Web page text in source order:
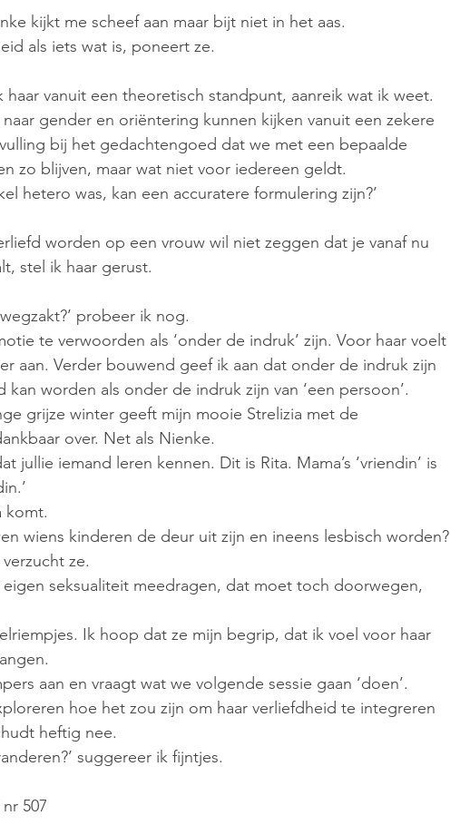
kijkt me scheef aan maar bijt niet in het aas.
als iets wat is, poneert ze.
vanuit een theoretisch standpunt, aanreik wat ik weet.
gender en oriëntering kunnen kijken vanuit een zekere
bij het gedachtengoed dat we met een bepaalde
zo blijven, maar wat niet voor iedereen geldt.
hetero was, kan een accuratere formulering zijn?’
worden op een vrouw wil niet zeggen dat je vanaf nu
stel ik haar gerust.
probeer ik nog.
te verwoorden als ‘onder de indruk’ zijn. Voor haar voelt
aan. Verder bouwend geef ik aan dat onder de indruk zijn
kan worden als onder de indruk zijn van ‘een persoon’.
grijze winter geeft mijn mooie Strelizia met de
over. Net als Nienke.
jullie iemand leren kennen. Dit is Rita. Mama’s ‘vriendin’ is
komt.
wiens kinderen de deur uit zijn en ineens lesbisch worden?
ze.
seksualiteit meedragen, dat moet toch doorwegen,
Ik hoop dat ze mijn begrip, dat ik voel voor haar
aan en vraagt wat we volgende sessie gaan ‘doen’.
hoe het zou zijn om haar verliefdheid te integreren
heftig nee.
suggereer ik fijntjes.
507